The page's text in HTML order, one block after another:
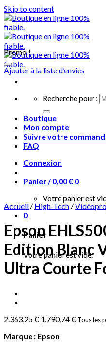
Skip to content
Recherche pour :
Boutique
Mon compte
Suivre votre
FAQ
Connexion
Panier /0,00€ 0
Votre panier est
0
Panier
Votre panier est vide.
Promo !
Ajouter à la liste d’envies
Accueil / High-Tech /
Epson
Edition Blanc
Ultra Courte
2.363,25€ 1.790,74€ Tous les
Marque : Epson